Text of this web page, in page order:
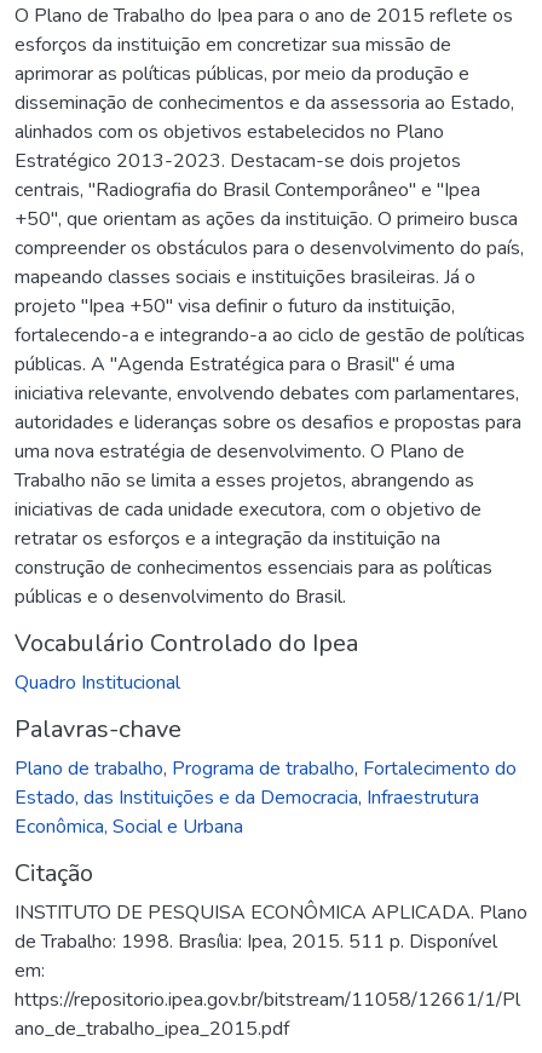
O Plano de Trabalho do Ipea para o ano de 2015 reflete os
esforços da instituição em concretizar sua missão de
aprimorar as políticas públicas, por meio da produção e
disseminação de conhecimentos e da assessoria ao Estado,
alinhados com os objetivos estabelecidos no Plano
Estratégico 2013-2023. Destacam-se dois projetos
centrais, "Radiografia do Brasil Contemporâneo" e "Ipea
+50", que orientam as ações da instituição. O primeiro busca
compreender os obstáculos para o desenvolvimento do país,
mapeando classes sociais e instituições brasileiras. Já o
projeto "Ipea +50" visa definir o futuro da instituição,
fortalecendo-a e integrando-a ao ciclo de gestão de políticas
públicas. A "Agenda Estratégica para o Brasil" é uma
iniciativa relevante, envolvendo debates com parlamentares,
autoridades e lideranças sobre os desafios e propostas para
uma nova estratégia de desenvolvimento. O Plano de
Trabalho não se limita a esses projetos, abrangendo as
iniciativas de cada unidade executora, com o objetivo de
retratar os esforços e a integração da instituição na
construção de conhecimentos essenciais para as políticas
públicas e o desenvolvimento do Brasil.
Vocabulário Controlado do Ipea
Quadro Institucional
Palavras-chave
Plano de trabalho, Programa de trabalho, Fortalecimento do
Estado, das Instituições e da Democracia, Infraestrutura
Econômica, Social e Urbana
Citação
INSTITUTO DE PESQUISA ECONÔMICA APLICADA. Plano
de Trabalho: 1998. Brasília: Ipea, 2015. 511 p. Disponível
em:
https://repositorio.ipea.gov.br/bitstream/11058/12661/1/Pl
ano_de_trabalho_ipea_2015.pdf